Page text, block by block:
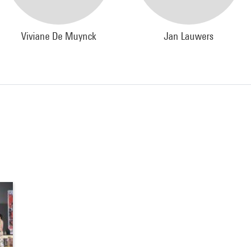
Viviane De Muynck Jan Lauwers